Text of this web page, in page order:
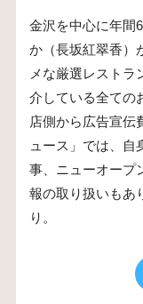
金沢を中心に年間
か（長坂紅翠香）
メな厳選レストラ
介している全ての
店側から広告宣伝
ュース」では、自
事、ニューオープ
報の取り扱いもあ
り。